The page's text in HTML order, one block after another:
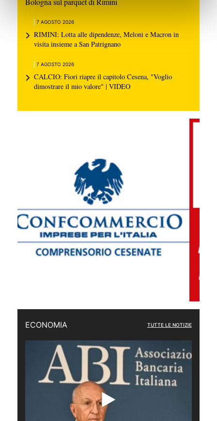
7 AGOSTO 2026
RIMINI: Lotta alle dipendenze, Meloni e Macron in
visita insieme a San Patrignano
7 AGOSTO 2026
CALCIO: Fiori riapre il capitolo Cesena, "Voglio
dimostrare il mio valore" | VIDEO
ECONOMIA TUTTE LE NOTIZIE